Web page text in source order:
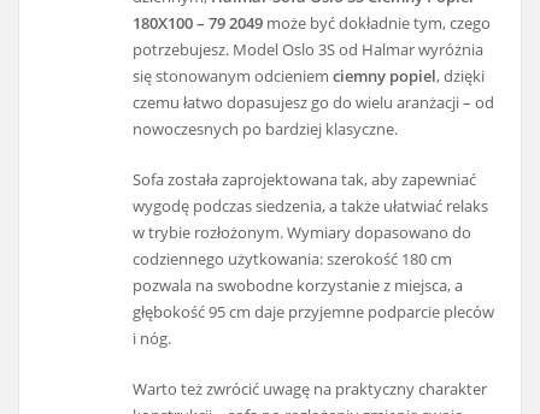
180X100 – 79 2049 może być dokładnie tym, czego
potrzebujesz. Model Oslo 3S od Halmar wyróżnia
się stonowanym odcieniemciemny popiel, dzięki
czemu łatwo dopasujesz go do wielu aranżacji – od
nowoczesnych po bardziej klasyczne.
Sofa została zaprojektowana tak, aby zapewniać
wygodę podczas siedzenia, a także ułatwiać relaks
w trybie rozłożonym. Wymiary dopasowano do
codziennego użytkowania: szerokość 180 cm
pozwala na swobodne korzystanie z miejsca, a
głębokość 95 cm daje przyjemne podparcie pleców
i nóg.
Warto też zwrócić uwagę na praktyczny charakter